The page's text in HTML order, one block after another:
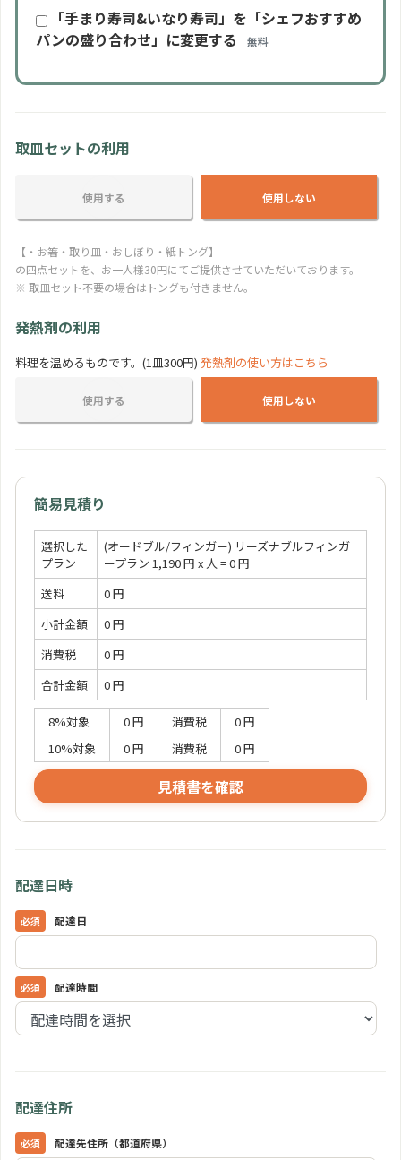
「手まり寿司&いなり寿司」を「シェフおすすめ
パンの盛り合わせ」に変更する
無料
季節の一口カットケーキ
人
取皿セットの利用
使用する 使用しない
【・お箸・取り皿・おしぼり・紙トング】
の四点セットを、お一人様30円にてご提供させていただいております。
※ 取皿セット不要の場合はトングも付きません。
発熱剤の利用
料理を温めるものです。(1皿300円) 発熱剤の使い方はこちら
使用する 使用しない
簡易見積り
選択した
プラン
(オードブル/フィンガー) リーズナブルフィンガ
ープラン 1,190 円 x 人 = 0 円
送料
0 円
小計金額
0 円
消費税
0 円
合計金額
0 円
8%対象 0 円 消費税
0 円
10%対象
0 円 消費税 0 円
見積書を確認
配達日時
配達日
配達時間
配達住所
配達先住所（都道府県）